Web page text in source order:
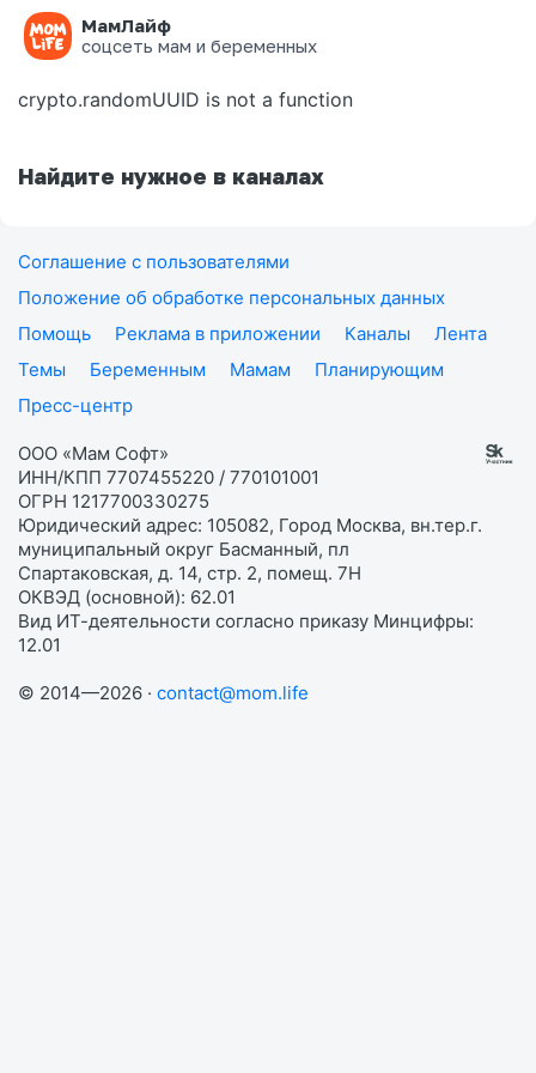
МамЛайф
соцсеть мам и беременных
Ошибка на странице
crypto.randomUUID is not a function
Найдите нужное в каналах
Соглашение с пользователями
Положение об обработке персональных данных
Помощь
Реклама в приложении Каналы
Лента
Темы
Беременным Мамам
Планирующим
Пресс-центр
ООО «Мам Софт»
ИНН/КПП 7707455220 / 770101001
ОГРН 1217700330275
Юридический адрес: 105082, Город Москва, вн.тер.г.
муниципальный округ Басманный, пл
Спартаковская, д. 14, стр. 2, помещ. 7Н
ОКВЭД (основной): 62.01
Вид ИТ-деятельности согласно приказу Минцифры:
12.01
© 2014—2026 · contact@mom.life